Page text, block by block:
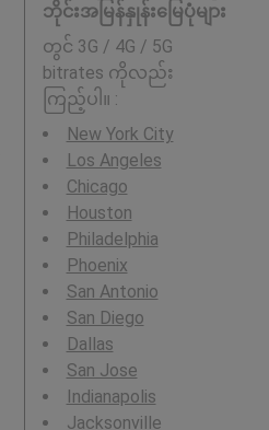
ဘိုင်းအမြန်နှုန်းမြေပုံများ
တွင် 3G / 4G / 5G
bitrates ကိုလည်း
ကြည့်ပါ။ :
New York City
Los Angeles
Chicago
Houston
Philadelphia
Phoenix
San Antonio
San Diego
Dallas
San Jose
Indianapolis
Jacksonville